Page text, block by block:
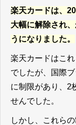
楽天カードは、
大幅に解除され
うになりました。
楽天カードはこ
でしたが、国際
に制限があり、2
せんでした。
しかし、これら